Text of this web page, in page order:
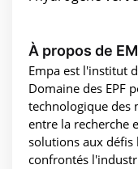
À propos de
Empa est l'institut
Domaine des EPF
technologique des
entre la recherche
solutions aux défis
confrontés